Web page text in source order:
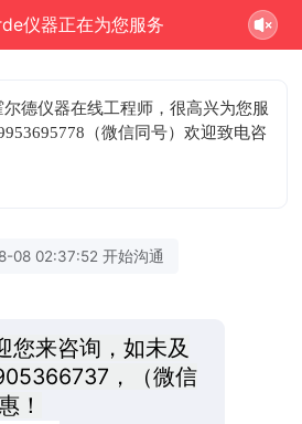
仪器正在为您服务
尔德仪器在线工程师，很高兴为您服
（微信同号）欢迎致电咨
08 02:37:52 开始沟通
您来咨询，如未及
，（微信
！